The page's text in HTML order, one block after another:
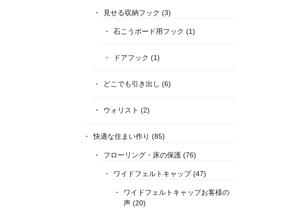
見せる収納フック (3)
石こうボード用フック (1)
ドアフック (1)
どこでも引き出し (6)
ウォリスト (2)
快適な住まい作り (85)
フローリング・床の保護(76)
ワイドフェルトキャップ(47)
ワイドフェルトキャップお客様の
声(20)